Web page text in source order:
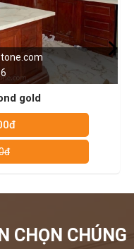
0972 101 656
kết Panda White
Giá: 1,404,000đ
CHỌN CHÚNG